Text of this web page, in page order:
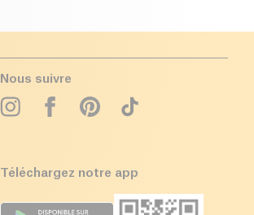
Nous suivre
Téléchargez notre app